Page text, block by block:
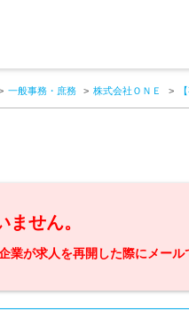
一般事務・庶務 株式会社ＯＮＥ
せん。
業が求人を再開した際にメール